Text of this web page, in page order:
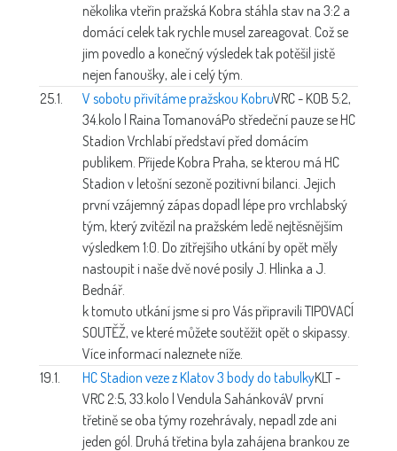
několika vteřin pražská Kobra stáhla stav na 3:2 a
domácí celek tak rychle musel zareagovat. Což se
jim povedlo a konečný výsledek tak potěšil jistě
nejen fanoušky, ale i celý tým.
25.1.
V sobotu přivítáme pražskou KobruVRC - KOB 5:2,
34.kolo | Raina TomanováPo středeční pauze se HC
Stadion Vrchlabí představí před domácím
publikem. Přijede Kobra Praha, se kterou má HC
Stadion v letošní sezoně pozitivní bilanci. Jejich
první vzájemný zápas dopadl lépe pro vrchlabský
tým, který zvítězil na pražském ledě nejtěsnějším
výsledkem 1:0. Do zítřejšího utkání by opět měly
nastoupit i naše dvě nové posily J. Hlinka a J.
Bednář.
k tomuto utkání jsme si pro Vás připravili TIPOVACÍ
SOUTĚŽ, ve které můžete soutěžit opět o skipassy.
Více informací naleznete níže.
19.1.
HC Stadion veze z Klatov 3 body do tabulkyKLT -
VRC 2:5, 33.kolo | Vendula SahánkováV první
třetině se oba týmy rozehrávaly, nepadl zde ani
jeden gól. Druhá třetina byla zahájena brankou ze